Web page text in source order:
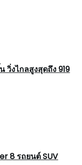
วิ่งไกลสูงสุดถึง 919
8 รถยนต์ SUV